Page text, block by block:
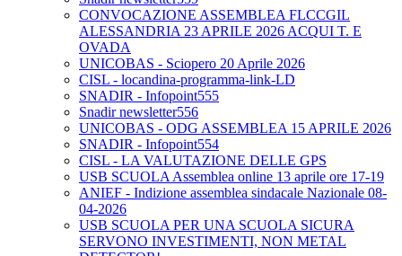
CONVOCAZIONE ASSEMBLEA FLCCGIL
ALESSANDRIA 23 APRILE 2026 ACQUI T. E
OVADA
UNICOBAS - Sciopero 20 Aprile 2026
CISL - locandina-programma-link-LD
SNADIR - Infopoint555
Snadir newsletter556
UNICOBAS - ODG ASSEMBLEA 15 APRILE 2026
SNADIR - Infopoint554
CISL - LA VALUTAZIONE DELLE GPS
USB SCUOLA Assemblea online 13 aprile ore 17-19
ANIEF - Indizione assemblea sindacale Nazionale 08-
04-2026
USB SCUOLA PER UNA SCUOLA SICURA
SERVONO INVESTIMENTI, NON METAL